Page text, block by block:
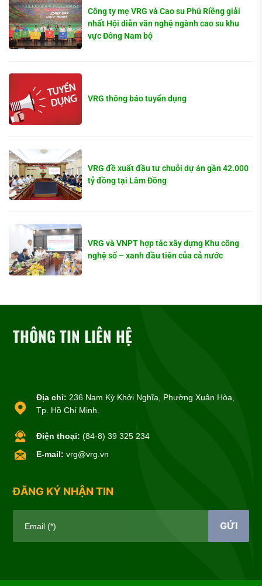
Công ty mẹ VRG và Cao su Phú Riềng giải
nhất Hội diễn văn nghệ ngành cao su khu
vực Đông Nam bộ
VRG thông báo tuyển dụng
VRG đề xuất đầu tư chuỗi dự án gần 42.000
tỷ đồng tại Lâm Đồng
VRG và VNPT hợp tác xây dựng Khu công
nghệ số – xanh đầu tiên của cả nước
THÔNG TIN LIÊN HỆ
Địa chỉ: 236 Nam Kỳ Khởi Nghĩa, Phường Xuân Hòa,
Tp. Hồ Chí Minh.
Điện thoại: (84-8) 39 325 234
E-mail: vrg@vrg.vn
ĐĂNG KÝ NHẬN TIN
Email (*) GỬI